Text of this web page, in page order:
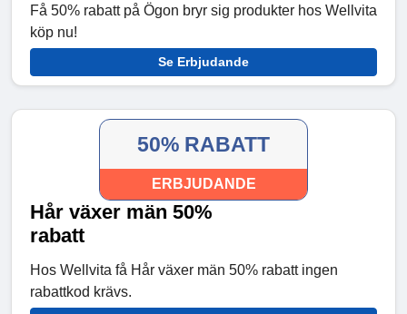
Få 50% rabatt på Ögon bryr sig produkter hos Wellvita
köp nu!
Se Erbjudande
50% RABATT
ERBJUDANDE
Hår växer män 50%
rabatt
Hos Wellvita få Hår växer män 50% rabatt ingen
rabattkod krävs.